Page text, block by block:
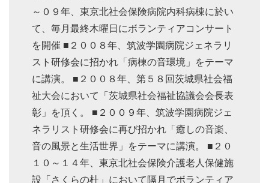
～０９年、東京北社会保険病院内科病棟に於い
て、毎月最終木曜日にボランティアコンサート
を開催 ■２００８年、筑波学園病院ジェネラリ
スト研修会に招かれ「病棟の音環境」をテーマ
に講演。 ■２００８年、第５８回茨城県社会福
祉大会において「茨城県社会福祉協議会会長表
彰」を頂く。 ■２００９年、筑波学園病院ジェ
ネラリスト研修会に再び招かれ「癒しの音楽、
音の風景と生活世界」をテーマに講演。 ■２０
１０～１４年、東京北社会保険介護老人保健施
設「さくらの杜」において隔月でボランティア